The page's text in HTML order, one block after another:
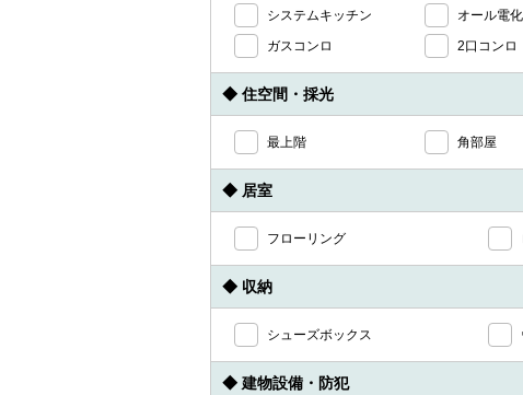
システムキッチン オール電化
ガスコンロ
2口コンロ
◆ 住空間・採光
最上階 角部屋
◆ 居室
フローリング
◆ 収納
シューズボックス
◆ 建物設備・防犯